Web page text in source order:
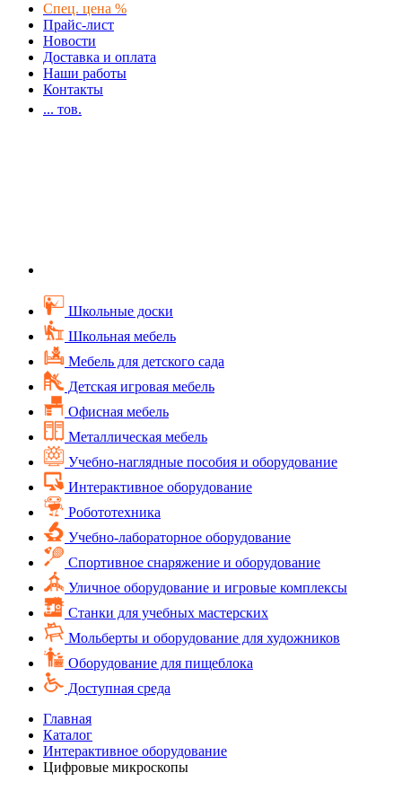
Спец. цена %
Прайс-лист
Новости
Доставка и оплата
Наши работы
Контакты
... тов.
Школьные доски
Школьная мебель
Мебель для детского сада
Детская игровая мебель
Офисная мебель
Металлическая мебель
Учебно-наглядные пособия и оборудование
Интерактивное оборудование
Робототехника
Учебно-лабораторное оборудование
Спортивное снаряжение и оборудование
Уличное оборудование и игровые комплексы
Cтанки для учебных мастерских
Мольберты и оборудование для художников
Оборудование для пищеблока
Доступная среда
Главная
Каталог
Интерактивное оборудование
Цифровые микроскопы